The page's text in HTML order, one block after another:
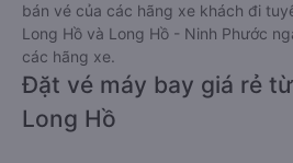
bán vé của các hãng xe khách đi
Long Hồ và Long Hồ - Ninh Phước
các hãng xe.
Đặt vé máy bay giá rẻ
Long Hồ